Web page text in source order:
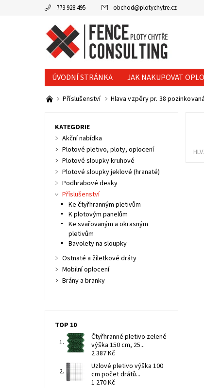
773 928 495 obchod@plotychytre.cz
ÚVODNÍ STRÁNKA JAK NAKUPOVAT
KONTAKTY
Příslušenství Hlava vzpěry pr. 38 pozinkovaná
KATEGORIE
Akční nabídka
Plotové pletivo, ploty, oplocení
Plotové sloupky kruhové
Plotové sloupky jeklové (hranaté)
Podhrabové desky
Příslušenství
Ke čtyřhranným pletivům
K plotovým panelům
Ke svařovaným a okrasným
pletivům
Bavolety na sloupky
Ostnaté a žiletkové dráty
Mobilní oplocení
Brány a branky
TOP 10
Čtyřhranné pletivo zelené
výška 150 cm, 25...
2 387 Kč
Uzlové pletivo výška 100
cm počet drátů...
1 270 Kč